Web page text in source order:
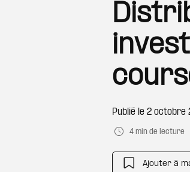
Publié le 2 octobre
4 min de lecture
Ajouter à